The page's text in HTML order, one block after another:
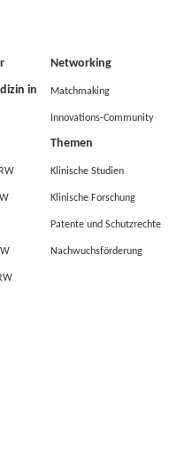
in
Networking
Matchmaking
Innovations-Community
Themen
Klinische Studien
Klinische Forschung
Patente und Schutzrechte
Nachwuchsförderung